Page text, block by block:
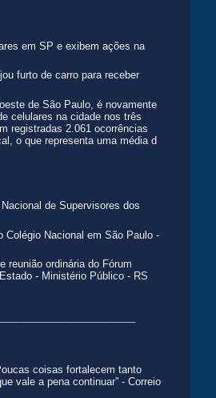
em SP e exibem ações na
furto de carro para receber
de São Paulo, é novamente
celulares na cidade nos três
registradas 2.061 ocorrências
o que representa uma média d
de Supervisores dos
Colégio Nacional em São Paulo -
reunião ordinária do Fórum
- Ministério Público - RS
coisas fortalecem tanto
vale a pena continuar” - Correio